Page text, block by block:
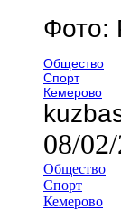
Фото:
Общество
Спорт
Кемерово
08/
Общество
Спорт
Кемерово